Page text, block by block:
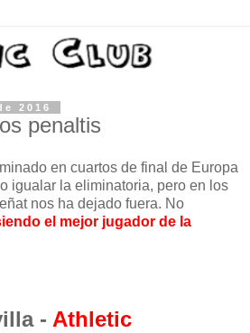
2016
penaltis
en cuartos de final de Europa
igualar la eliminatoria, pero en los
nos ha dejado fuera. No
el mejor jugador de la
- Athletic